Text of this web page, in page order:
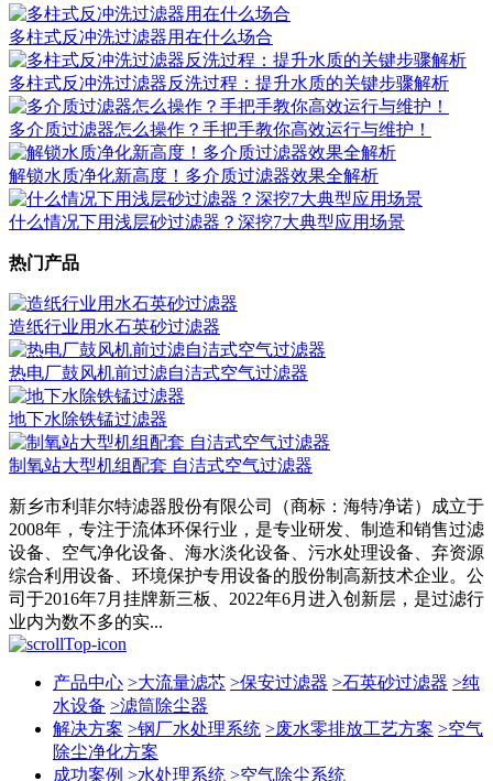
多柱式反冲洗过滤器用在什么场合
多柱式反冲洗过滤器反洗过程：提升水质的关键步骤解析
多介质过滤器怎么操作？手把手教你高效运行与维护！
​解锁水质净化新高度！多介质过滤器效果全解析
什么情况下用浅层砂过滤器？深挖7大典型应用场景
热门产品
造纸行业用水石英砂过滤器
热电厂鼓风机前过滤自洁式空气过滤器
地下水除铁锰过滤器
制氧站大型机组配套 自洁式空气过滤器
新乡市利菲尔特滤器股份有限公司（商标：海特净诺）成立于
2008年，专注于流体环保行业，是专业研发、制造和销售过滤
设备、空气净化设备、海水淡化设备、污水处理设备、弃资源
综合利用设备、环境保护专用设备的股份制高新技术企业。公
司于2016年7月挂牌新三板、2022年6月进入创新层，是过滤行
业内为数不多的实...
产品中心 >大流量滤芯 >保安过滤器 >石英砂过滤器 >纯
水设备 >滤筒除尘器
解决方案 >钢厂水处理系统 >废水零排放工艺方案 >空气
除尘净化方案
成功案例 >水处理系统 >空气除尘系统